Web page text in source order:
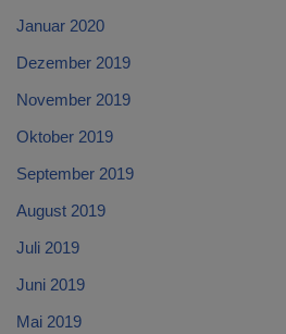
Januar 2020
Dezember 2019
November 2019
Oktober 2019
September 2019
August 2019
Juli 2019
Juni 2019
Mai 2019